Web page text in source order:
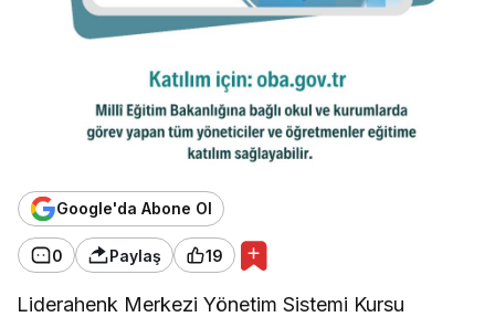
Google'da Abone Ol
0 Paylaş 19
Liderahenk Merkezi Yönetim Sistemi Kursu